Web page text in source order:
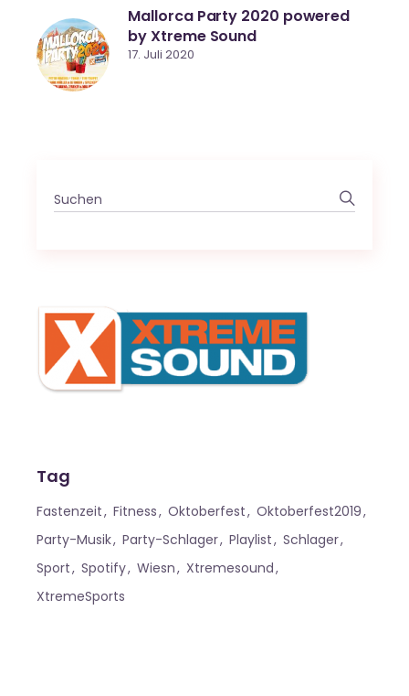
Mallorca Party 2020 powered
by Xtreme Sound
17. Juli 2020
Search
for:
Tag
Fastenzeit Fitness Oktoberfest
Oktoberfest2019
Party-Musik
Party-Schlager Playlist
Schlager
Sport
Spotify Wiesn
Xtremesound
XtremeSports